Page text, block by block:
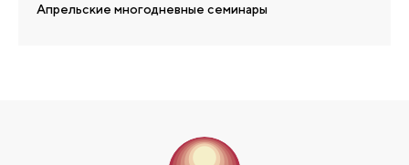
Апрельские многодневные семинары